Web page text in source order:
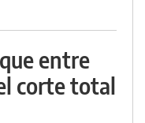
entre
corte total